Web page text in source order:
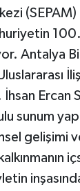
100.
Antalya
Ercan
sunum
gelişimi